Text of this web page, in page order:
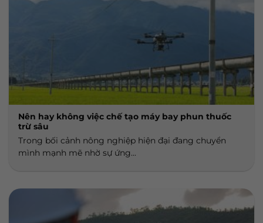
Nên hay không việc chế tạo máy bay phun thuốc
trừ sâu
Trong bối cảnh nông nghiệp hiện đại đang chuyển
mình mạnh mẽ nhờ sự ứng...